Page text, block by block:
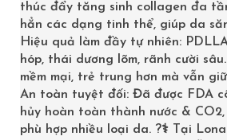
thúc đẩy tăng sinh collagen đa
hẳn các dạng tinh thể, giúp da
Hiệu quả làm đầy tự nhiên:
hóp, thái dương lõm, rãnh cười
mềm mại, trẻ trung hơn mà vẫn
An toàn tuyệt đối: Đã được FDA
hủy hoàn toàn thành nước &
phù hợp nhiều loại da. ?‍⚕️ Tại